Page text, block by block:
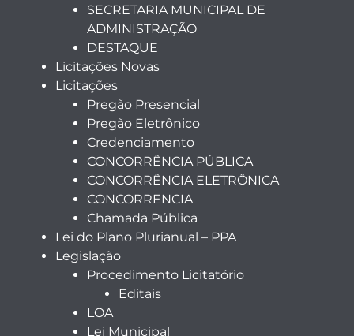
SECRETARIA MUNICIPAL DE
ADMINISTRAÇÃO
DESTAQUE
Licitações Novas
Licitações
Pregão Presencial
Pregão Eletrônico
Credenciamento
CONCORRÊNCIA PÚBLICA
CONCORRÊNCIA ELETRÔNICA
CONCORRENCIA
Chamada Pública
Lei do Plano Plurianual – PPA
Legislação
Procedimento Licitatório
Editais
LOA
Lei Municipal